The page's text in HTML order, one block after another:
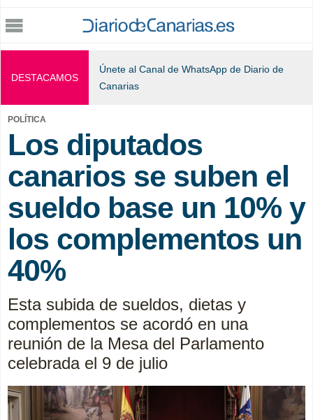
DESTACAMOS
Únete al Canal de WhatsApp de Diario de
Canarias
POLÍTICA
Los diputados
canarios se suben el
sueldo base un 10% y
los complementos un
40%
Esta subida de sueldos, dietas y
complementos se acordó en una
reunión de la Mesa del Parlamento
celebrada el 9 de julio